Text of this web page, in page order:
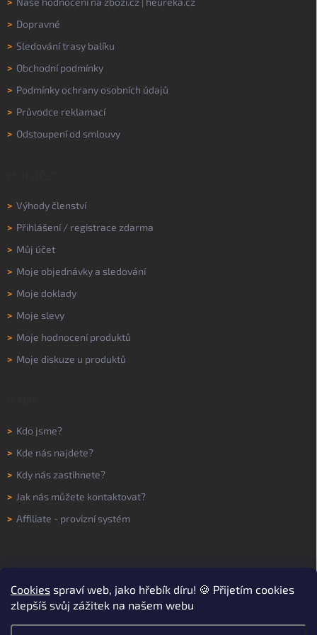
Cookies spraví web, jako hřebík díru! 🍪 Přijetím cookies
zlepšíš svůj zážitek na našem webu
> Dopravné
> Sledování trasy balíku
> Obchodní podmínky
> Podmínky ochrany osobních údajů
> Průvodce reklamací
> Odstoupení od smlouvy
> Výhody členství
> Přihlášení/ registrace zdarma
> Můj účet
> Moje objednávky a sledování
> Moje doklady
> Moje slevy
> Moje hodnocení produktů
> Moje diskuze u produktů
> Kdo jsme?
> Kde nás najdete?
> Kdy nás zastihnete?
> Jak nás můžete kontaktovat?
> Affiliate - provizní systém